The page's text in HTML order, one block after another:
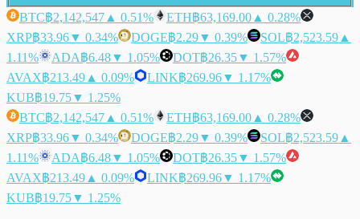
BTC฿2,142,547 ▲ 0.51% ETH฿63,169.00 ▲ 0.28%
XRP฿33.96▼ 0.34% DOGE฿2.29▼ 0.39% SOL฿2,523.59 ▲
1.11%
ADA฿6.48▼ 1.05% DOT฿26.35▼ 1.57%
AVAX฿213.49 ▲ 0.09% LINK฿269.96▼ 1.17%
KUB฿19.75▼ 1.25%
BTC฿2,142,547 ▲ 0.51% ETH฿63,169.00 ▲ 0.28%
XRP฿33.96▼ 0.34% DOGE฿2.29▼ 0.39% SOL฿2,523.59 ▲
1.11%
ADA฿6.48▼ 1.05% DOT฿26.35▼ 1.57%
AVAX฿213.49 ▲ 0.09% LINK฿269.96▼ 1.17%
KUB฿19.75▼ 1.25%